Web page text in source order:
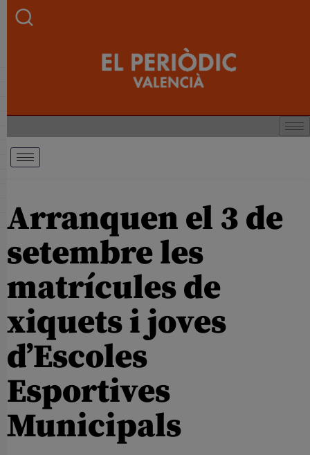
Arranquen el 3 de
setembre les
matrícules de
xiquets i joves
d’Escoles
Esportives
Municipals